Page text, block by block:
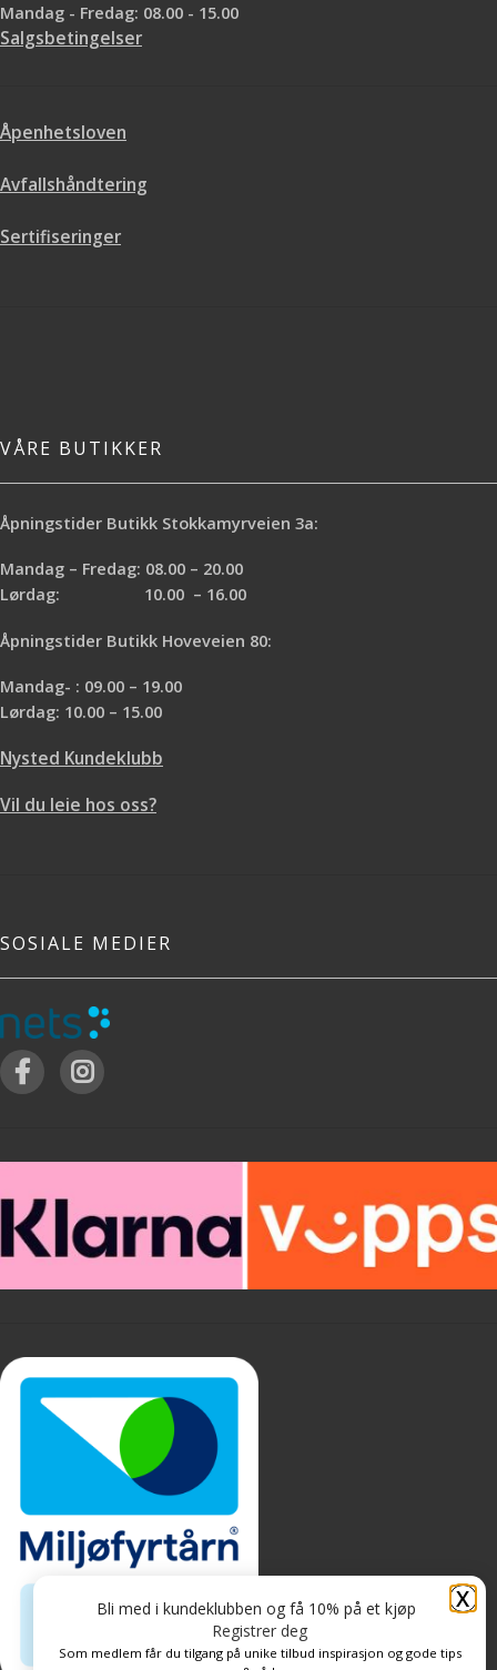
Mandag - Fredag: 08.00 - 15.00
Salgsbetingelser
Åpenhetsloven
Avfallshåndtering
Sertifiseringer
VÅRE BUTIKKER
Åpningstider Butikk Stokkamyrveien 3a:
Mandag – Fredag: 08.00 – 20.00
Lørdag: 10.00 – 16.00
Åpningstider Butikk Hoveveien 80:
Mandag- : 09.00 – 19.00
Lørdag: 10.00 – 15.00
Nysted Kundeklubb
Vil du leie hos oss?
SOSIALE MEDIER
X
Bli med i kundeklubben og få 10% på et kjøp
Registrer deg
Som medlem får du tilgang på unike tilbud inspirasjon og gode tips